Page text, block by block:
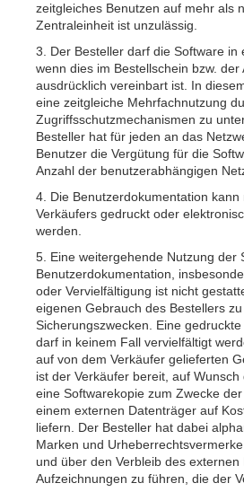
zeitgleiches Benutzen auf mehr als
Zentraleinheit ist unzulässig.
3. Der Besteller darf die Software in
wenn dies im Bestellschein bzw.
ausdrücklich vereinbart ist. In
eine zeitgleiche Mehrfachnutzung
Zugriffsschutzmechanismen zu
Besteller hat für jeden an das
Benutzer die Vergütung für die
Anzahl der benutzerabhängigen
4. Die Benutzerdokumentation kann
Verkäufers gedruckt oder
werden.
5. Eine weitergehende Nutzung der
Benutzerdokumentation,
oder Vervielfältigung ist nicht
eigenen Gebrauch des Bestellers
Sicherungszwecken. Eine
darf in keinem Fall vervielfältigt
auf von dem Verkäufer gelieferten
ist der Verkäufer bereit, auf
eine Softwarekopie zum Zwecke
einem externen Datenträger auf
liefern. Der Besteller hat dabei
Marken und
und über den Verbleib des externen
Aufzeichnungen zu führen, die der